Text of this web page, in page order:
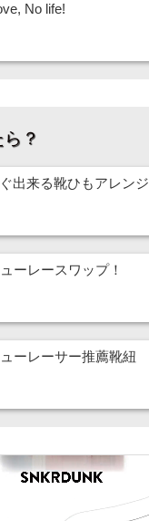
No life!
？
出来る靴ひもアレンジ
ーレースワップ！
ーレーサー推薦靴紐